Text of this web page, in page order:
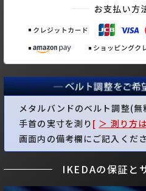
メタルバンドのベルト調整(
手首の実寸を測り [ ＞ 測り方
画面内の備考欄にご記入くださ
IKEDAの保証と